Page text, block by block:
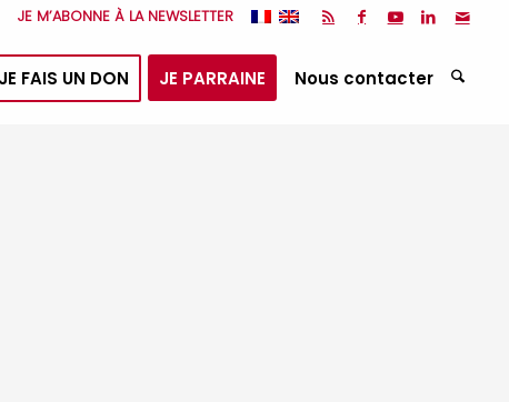
JE M’ABONNE À LA NEWSLETTER
JE FAIS UN DON JE PARRAINE Nous contacter